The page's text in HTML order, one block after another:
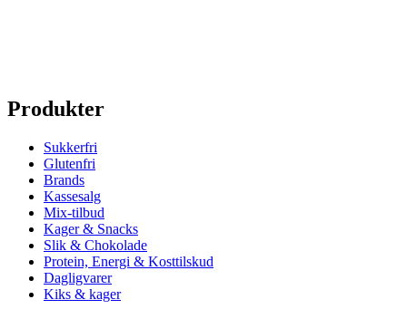
Produkter
Sukkerfri
Glutenfri
Brands
Kassesalg
Mix-tilbud
Kager & Snacks
Slik & Chokolade
Protein, Energi & Kosttilskud
Dagligvarer
Kiks & kager